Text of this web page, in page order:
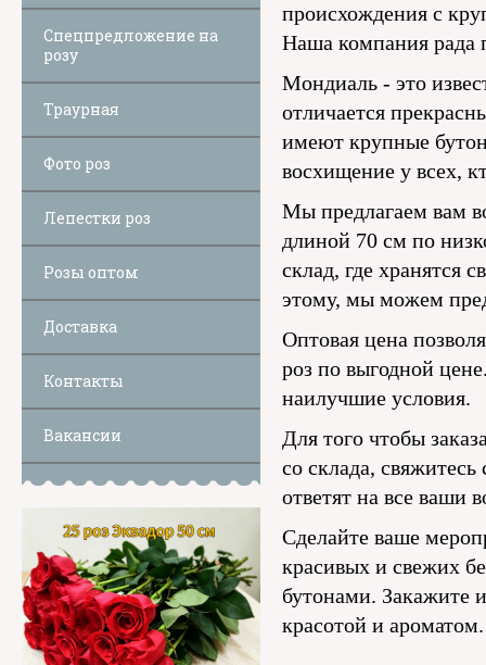
Спецпредложение на
розу
Траурная
Фото роз
Лепестки роз
Розы оптом
Доставка
Контакты
Вакансии
происхождения с
Наша компания рада
Мондиаль - это
отличается
имеют крупные
восхищение у всех,
Мы предлагаем вам
длиной 70 см по
склад, где хранятся
этому, мы можем
Оптовая цена
роз по выгодной
наилучшие условия.
Для того чтобы
со склада,
ответят на все ваши
Сделайте ваше
красивых и свежих
бутонами. Закажите
красотой и ароматом.